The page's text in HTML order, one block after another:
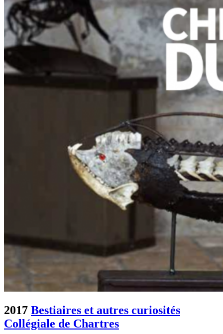
2017 Bestiaires et autres curiosités
Collégiale de Chartres